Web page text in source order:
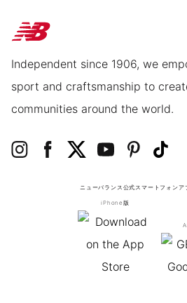
Independent since 1906, we
sport and craftsmanship to
communities around the world.
ニューバランス公式スマートフォンア
iPhone版